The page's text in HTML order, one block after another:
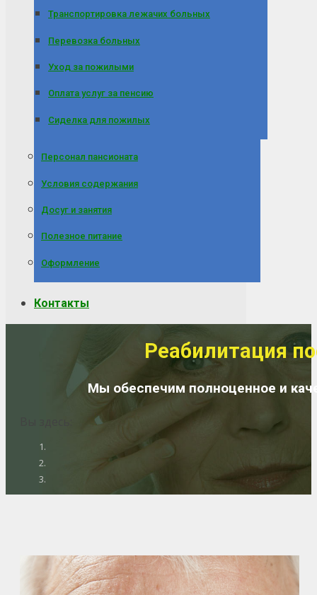
Транспортировка лежачих больных
Перевозка больных
Уход за пожилыми
Оплата услуг за пенсию
Сиделка для пожилых
Персонал пансионата
Условия содержания
Досуг и занятия
Полезное питание
Оформление
Контакты
Реабилитация
Мы обеспечим полноценное и